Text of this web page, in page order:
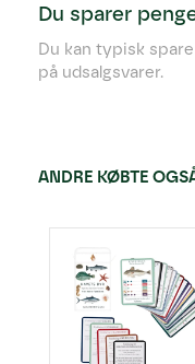
Du sparer
Du kan typisk
på udsalgsvarer.
ANDRE KØBTE